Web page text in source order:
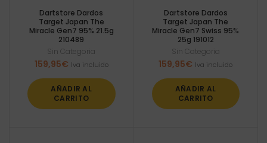
Dartstore Dardos
Target Japan The
Miracle Gen7 95% 21.5g
210489
Sin Categoria
159,95€ Iva incluido
AÑADIR AL
CARRITO
Dartstore Dardos
Target Japan The
Miracle Gen7 Swiss 95%
25g 191012
Sin Categoria
159,95€ Iva incluido
AÑADIR AL
CARRITO